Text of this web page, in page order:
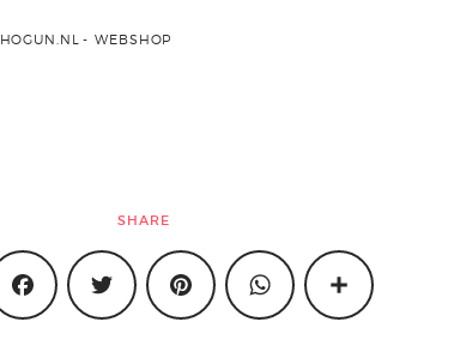
WEBSHOP
SHARE
FACEBOOKTWITTERPINTERESTWHATSAPPSHARE